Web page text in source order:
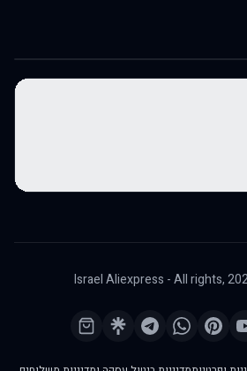
Israel Aliexpress - All rights,